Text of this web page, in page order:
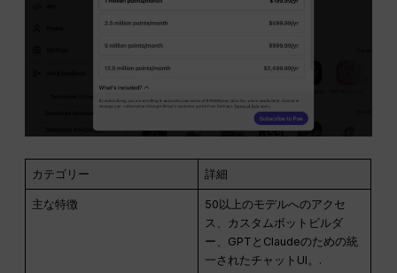
カテゴリー 詳細
主な特徴
50以上のモデルへのアクセ
ス、カスタムボットビルダ
ー、GPTとClaudeのための統
一されたチャットUI。.